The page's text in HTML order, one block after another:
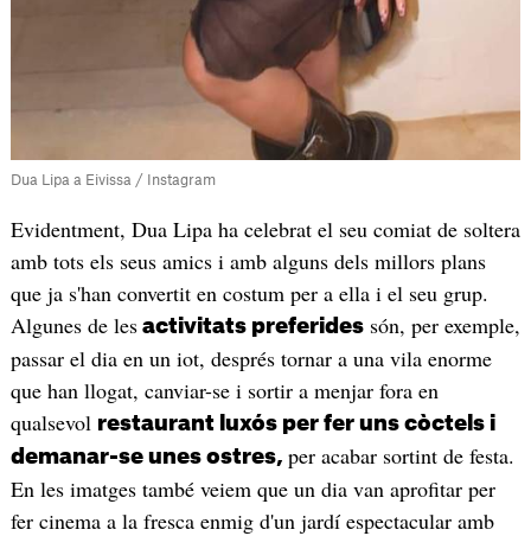
Dua Lipa a Eivissa / Instagram
Evidentment, Dua Lipa ha celebrat el seu comiat de soltera
amb tots els seus amics i amb alguns dels millors plans
que ja s'han convertit en costum per a ella i el seu grup.
Algunes de lesactivitats preferidessón, per exemple,
passar el dia en un iot, després tornar a una vila enorme
que han llogat, canviar-se i sortir a menjar fora en
qualsevol restaurant luxós per fer uns còctels i
demanar-se unes ostres, per acabar sortint de festa.
En les imatges també veiem que un dia van aprofitar per
fer cinema a la fresca enmig d'un jardí espectacular amb